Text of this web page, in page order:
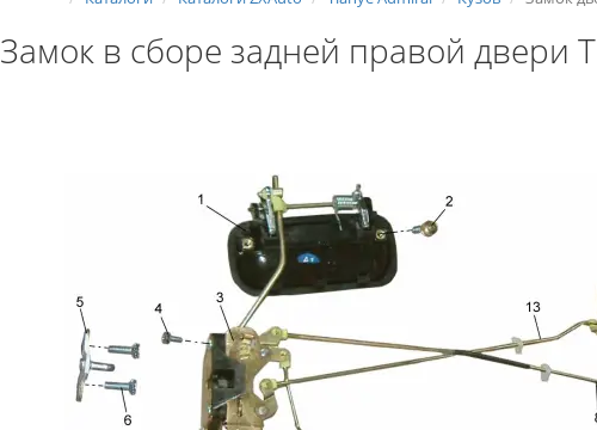
Замок в сборе задней правой двери